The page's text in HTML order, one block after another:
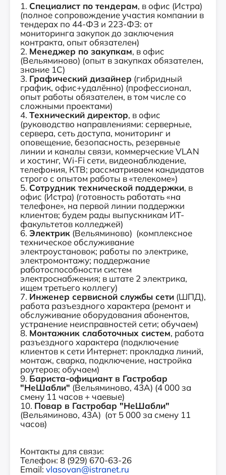
1. Специалист по тендерам, в офис (Истра)
(полное сопровождение участия компании в
тендерах по 44-ФЗ и 223-ФЗ: от
мониторинга закупок до заключения
контракта, опыт обязателен)
2. Менеджер по закупкам, в офис
(Вельяминово) (опыт в закупках обязателен,
знание 1С)
3. Графический дизайнер (гибридный
график, офис+удалённо) (профессионал,
опыт работы обязателен, в том числе со
сложными проектами)
4. Технический директор, в офис
(руководство направлениями: серверные,
сервера, сеть доступа, мониторинг и
оповещение, безопасность, резервные
линии и каналы связи, коммерческие VLAN
и хостинг, Wi-Fi сети, видеонаблюдение,
телефония, КТВ; рассматриваем кандидатов
строго с опытом работы в «телекоме»)
5. Сотрудник технической поддержки, в
офис (Истра) (готовность работать «на
телефоне», на первой линии поддержки
клиентов; будем рады выпускникам ИТ-
факультетов колледжей)
6. Электрик (Вельяминово) (кoмплексное
тeхничeское обслуживaниe
электроустановок; рaбoты пo элeктpикe,
электромонтажу; поддержaние
рaботоспocoбнoсти cистем
электроcнaбжeния; в штате 2 электрика,
ищем третьего коллегу)
7. Инженер сервисной службы сети (ШПД),
работа разъездного характера (ремонт и
обслуживание оборудования абонентов,
устранение неисправностей сети; обучаем)
8. Монтажник слаботочных систем, работа
разъездного характера (подключение
клиентов к сети Интернет: прокладка линий,
монтаж, сварка, подключение, настройка
роутеров; обучаем)
9. Бариста-официант в Гастробар
"НеШабли" (Вельяминово, 43А) (4 000 за
смену 11 часов + чаевые)
10. Повар в Гастробар "НеШабли"
(Вельяминово, 43А) (от 5 000 за смену 11
часов)
Контакты для связи:
Телефон: 8 (929) 670-63-26
Email: vlasovan@istranet.ru